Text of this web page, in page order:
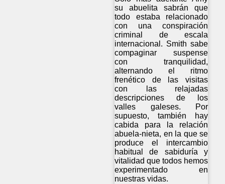
su abuelita sabrán que
todo estaba relacionado
con una conspiración
criminal de escala
internacional. Smith sabe
compaginar suspense
con tranquilidad,
alternando el ritmo
frenético de las visitas
con las relajadas
descripciones de los
valles galeses. Por
supuesto, también hay
cabida para la relación
abuela-nieta, en la que se
produce el intercambio
habitual de sabiduría y
vitalidad que todos hemos
experimentado en
nuestras vidas.